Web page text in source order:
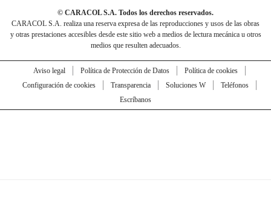
© CARACOL S.A. Todos los derechos reservados.
CARACOL S.A. realiza una reserva expresa de las reproducciones y usos de las obras
y otras prestaciones accesibles desde este sitio web a medios de lectura mecánica u otros
medios que resulten adecuados.
Aviso legal Política de Protección de Datos
Política de cookies
Configuración de cookies
Transparencia Soluciones W
Teléfonos
Escríbanos